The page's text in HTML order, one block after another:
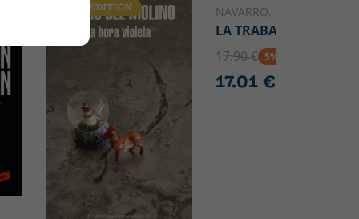
OLD EDITION NAVARRO, ELVIRA
LA TRABAJADORA
17.90 € 5% DTO
17.01 €